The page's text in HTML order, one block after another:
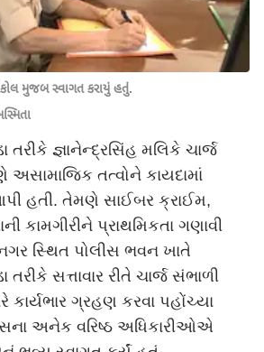
મુજબ સ્વાગત કરાયું હતું.
તરીકે જ્ઞાનેન્દ્રસિંહ મલિકે ચાર્જ
તત્વોને કાયદામાં
હતી. તેમણે સાઈબર ક્રાઈમ,
કામગીરીને પ્રાથમિકતા ગણાવી
સ્થિત પોલીસ ભવન ખાતે
તરીકે સત્તાવાર રીતે ચાર્જ સંભાળી
ગ્રહણ કરવા પહોંચ્યા
અનેક વરિષ્ઠ અધિકારીઓએ